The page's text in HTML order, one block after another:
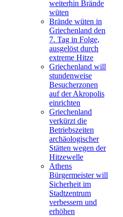
weiterhin Brände
wüten
Brände wüten in
Griechenland den
7. Tag in Folge,
ausgelöst durch
extreme Hitze
Griechenland will
stundenweise
Besucherzonen
auf der Akropolis
einrichten
Griechenland
verkürzt die
Betriebszeiten
archäologischer
Stätten wegen der
Hitzewelle
Athens
Bürgermeister will
Sicherheit im
Stadtzentrum
verbessern und
erhöhen